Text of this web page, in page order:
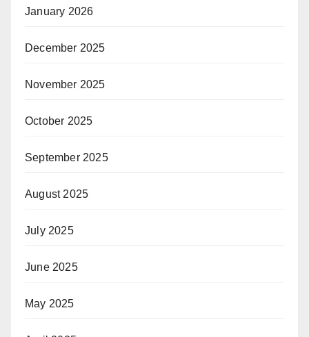
January 2026
December 2025
November 2025
October 2025
September 2025
August 2025
July 2025
June 2025
May 2025